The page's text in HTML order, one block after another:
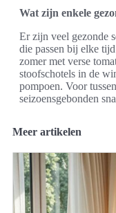
Wat zijn enkele
Er zijn veel gezonde
die passen bij elke
zomer met verse
stoofschotels in de
pompoen. Voor
seizoensgebonden
Meer artikelen